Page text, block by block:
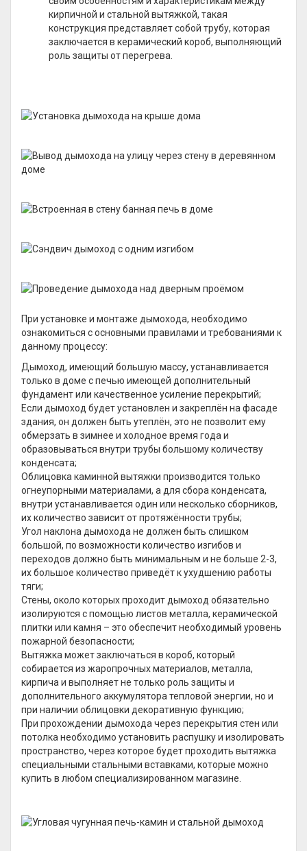
кирпичной и стальной вытяжкой, такая
конструкция представляет собой трубу, которая
заключается в керамический короб, выполняющий
роль защиты от перегрева.
При установке и монтаже дымохода, необходимо
ознакомиться с основными правилами и требованиями к
данному процессу:
Дымоход, имеющий большую массу, устанавливается
только в доме с печью имеющей дополнительный
фундамент или качественное усиление перекрытий;
Если дымоход будет установлен и закреплён на фасаде
здания, он должен быть утеплён, это не позволит ему
обмерзать в зимнее и холодное время года и
образовываться внутри трубы большому количеству
конденсата;
Облицовка каминной вытяжки производится только
огнеупорными материалами, а для сбора конденсата,
внутри устанавливается один или несколько сборников,
их количество зависит от протяжённости трубы;
Угол наклона дымохода не должен быть слишком
большой, по возможности количество изгибов и
переходов должно быть минимальным и не больше 2-3,
их большое количество приведёт к ухудшению работы
тяги;
Стены, около которых проходит дымоход обязательно
изолируются с помощью листов металла, керамической
плитки или камня – это обеспечит необходимый уровень
пожарной безопасности;
Вытяжка может заключаться в короб, который
собирается из жаропрочных материалов, металла,
кирпича и выполняет не только роль защиты и
дополнительного аккумулятора тепловой энергии, но и
при наличии облицовки декоративную функцию;
При прохождении дымохода через перекрытия стен или
потолка необходимо установить распушку и изолировать
пространство, через которое будет проходить вытяжка
специальными стальными вставками, которые можно
купить в любом специализированном магазине.